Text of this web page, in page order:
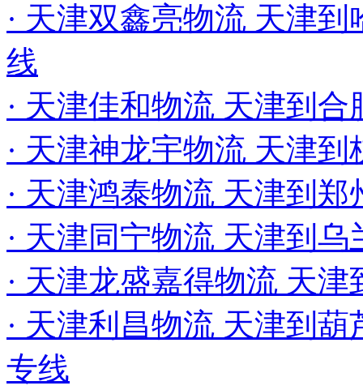
· 天津双鑫亮物流 天津
线
· 天津佳和物流 天津到
· 天津神龙宇物流 天津
· 天津鸿泰物流 天津到郑
· 天津同宁物流 天津到
· 天津龙盛嘉得物流 天
· 天津利昌物流 天津到
专线